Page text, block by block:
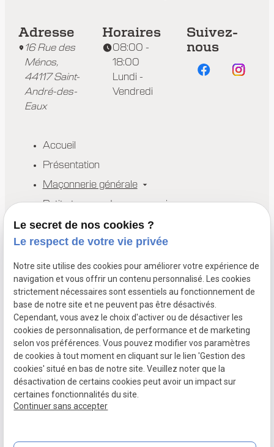
Adresse
16 Rue des
Ménos,
44117 Saint-
André-des-
Eaux
Horaires
08:00 -
18:00
Lundi -
Vendredi
Suivez-
nous
Accueil
Présentation
Maçonnerie générale
Petits travaux de maçonnerie
Réalisations
Actualités
Contact
Devis
Experts en maçonnerie générale, rénovation, extensions et sous-
traitance. Basés à La Baule et Saint-André-des-Eaux.
Mentions
légales
Politique de
confidentialité
Gestion
des
Plan du
site
Siret :84162306900017
Le secret de nos cookies ?
Le respect de votre vie privée
Notre site utilise des cookies pour améliorer votre expérience de
navigation et vous offrir un contenu personnalisé. Les cookies
strictement nécessaires sont essentiels au fonctionnement de
base de notre site et ne peuvent pas être désactivés.
Cependant, vous avez le choix d'activer ou de désactiver les
cookies de personnalisation, de performance et de marketing
selon vos préférences. Vous pouvez modifier vos paramètres
de cookies à tout moment en cliquant sur le lien 'Gestion des
cookies' situé en bas de notre site. Veuillez noter que la
désactivation de certains cookies peut avoir un impact sur
certaines fonctionnalités du site.
Continuer sans accepter